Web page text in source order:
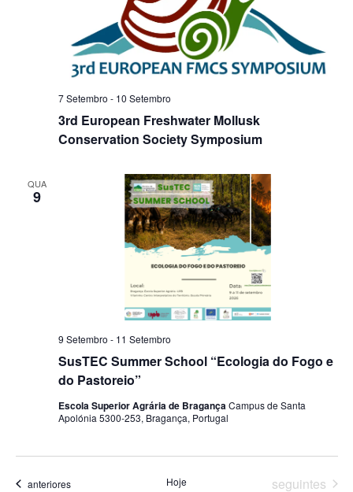
3rd European Freshwater Mollusk
Conservation Society Symposium
7 Setembro - 10 Setembro
QUA
9
SusTEC Summer School “Ecologia do Fogo e
do Pastoreio”
9 Setembro - 11 Setembro
Escola Superior Agrária de BragançaCampus de Santa
Apolónia 5300-253, Bragança, Portugal
anteriores Hoje seguintes